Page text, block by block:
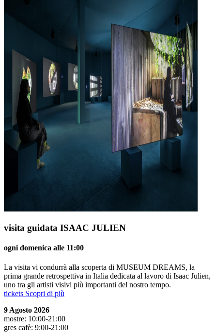
visita guidata ISAAC JULIEN
ogni domenica alle 11:00
La visita vi condurrà alla scoperta di MUSEUM DREAMS, la
prima grande retrospettiva in Italia dedicata al lavoro di Isaac Julien,
uno tra gli artisti visivi più importanti del nostro tempo.
tickets Scopri di più
9 Agosto 2026
mostre: 10:00-21:00
gres cafè: 9:00-21:00